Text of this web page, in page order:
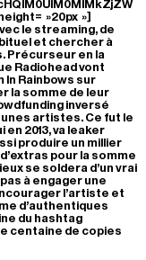
»20px »]
le streaming, de
et chercher à
Précurseur en la
Radiohead vont
Rainbows sur
la somme de leur
inversé
artistes. Ce fut le
2013, va leaker
produire un millier
pour la somme
se soldera d’un vrai
à engager une
l’artiste et
d’authentiques
du hashtag
centaine de copies